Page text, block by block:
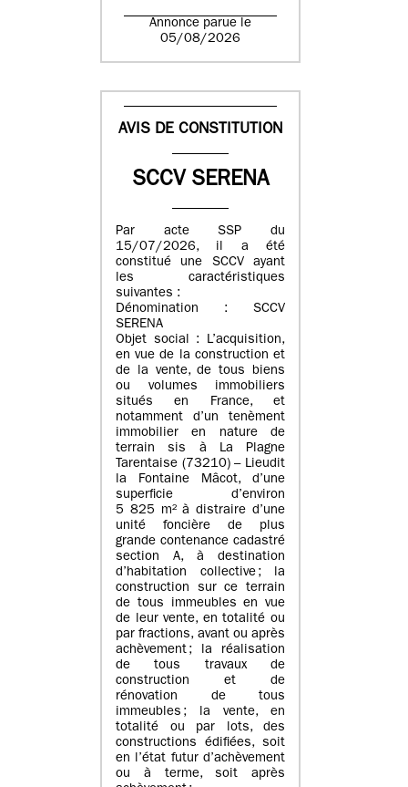
Annonce parue le
05/08/2026
AVIS DE CONSTITUTION
SCCV SERENA
Par acte SSP du
15/07/2026, il a été
constitué une SCCV ayant
les caractéristiques
suivantes :
Dénomination : SCCV
SERENA
Objet social : L’acquisition,
en vue de la construction et
de la vente, de tous biens
ou volumes immobiliers
situés en France, et
notamment d’un tenèment
immobilier en nature de
terrain sis à La Plagne
Tarentaise (73210) – Lieudit
la Fontaine Mâcot, d’une
superficie d’environ
5 825 m² à distraire d’une
unité foncière de plus
grande contenance cadastré
section A, à destination
d’habitation collective ; la
construction sur ce terrain
de tous immeubles en vue
de leur vente, en totalité ou
par fractions, avant ou après
achèvement ; la réalisation
de tous travaux de
construction et de
rénovation de tous
immeubles ; la vente, en
totalité ou par lots, des
constructions édifiées, soit
en l’état futur d’achèvement
ou à terme, soit après